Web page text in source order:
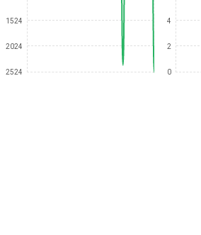
1524
2024
2524
4
2
0